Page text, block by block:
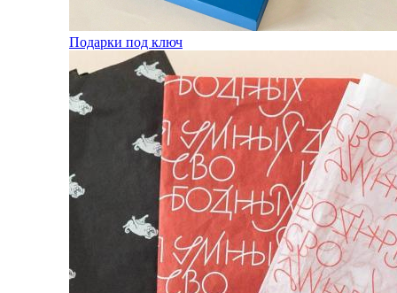
Подарки под ключ